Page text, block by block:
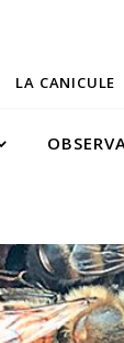
LA CANICULE